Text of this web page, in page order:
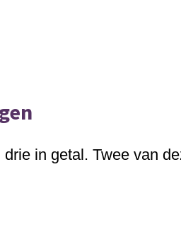
in getal. Twee van